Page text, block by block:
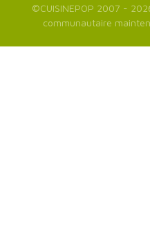
©CUISINEPOP 2007 -
communautaire